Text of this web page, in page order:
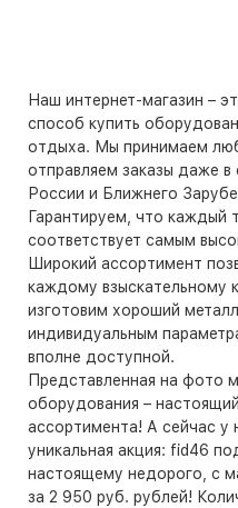
Наш интернет-магазин –
способ купить
отдыха. Мы принимаем
отправляем заказы даже
России и Ближнего
Гарантируем, что каждый
соответствует самым
Широкий ассортимент
каждому взыскательному
изготовим хороший
индивидуальным
вполне доступной.
Представленная на фото
оборудования –
ассортимента! А сейчас у
уникальная акция: fid46
настоящему недорого, с
за 2 950 руб. рублей!